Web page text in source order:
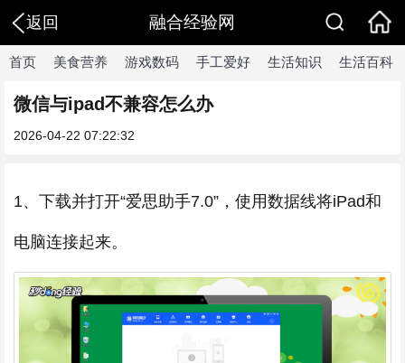
返回 融合经验网
首页 美食营养 游戏数码 手工爱好 生活知识 生活百科
微信与ipad不兼容怎么办
2026-04-22 07:22:32
1、下载并打开“爱思助手7.0”，使用数据线将iPad和
电脑连接起来。